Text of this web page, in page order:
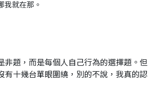
我就在那。
題，而是每個人自己行為的選擇題。但
十幾台單眼圍繞，別的不說，我真的認